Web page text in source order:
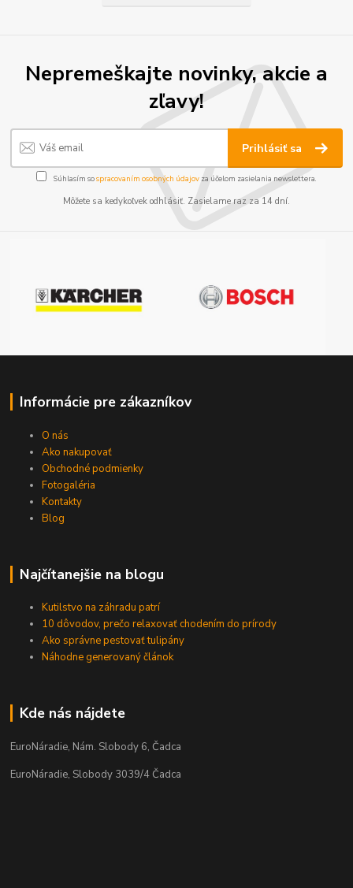
Nepremeškajte novinky, akcie a
zľavy!
Prihlásiť sa
Súhlasím sospracovaním osobných údajov za účelom zasielania newslettera.
Môžete sa kedykoľvek odhlásiť. Zasielame raz za 14 dní.
Informácie pre zákazníkov
O nás
Ako nakupovať
Obchodné podmienky
Fotogaléria
Kontakty
Blog
Najčítanejšie na blogu
Kutilstvo na záhradu patrí
10 dôvodov, prečo relaxovať chodením do prírody
Ako správne pestovať tulipány
Náhodne generovaný článok
Kde nás nájdete
EuroNáradie, Nám. Slobody 6, Čadca
EuroNáradie, Slobody 3039/4 Čadca